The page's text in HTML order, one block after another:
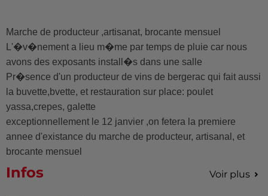
Marche de producteur ,artisanat, brocante mensuel
L'�v�nement a lieu m�me par temps de pluie car nous
avons des exposants install�s dans une salle
Pr�sence d'un producteur de vins de bergerac qui fait aussi
la buvette,bvette, et restauration sur place: poulet
yassa,crepes, galette
exceptionnellement le 12 janvier ,on fetera la premiere
annee d'existance du marche de producteur, artisanal, et
brocante mensuel
Infos Voir plus